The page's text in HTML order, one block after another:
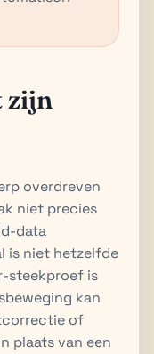
zijn
overdreven
niet precies
data
is niet hetzelfde
steekproef is
kan
of
plaats van een